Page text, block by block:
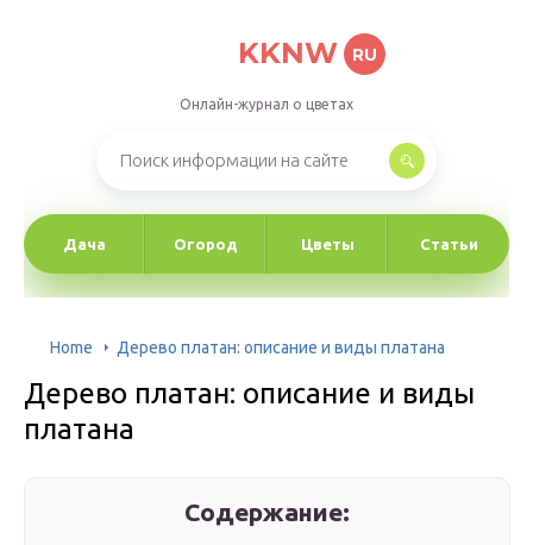
KKNW RU
Онлайн-журнал о цветах
Дача Огород Цветы Статьи
Home Дерево платан: описание и виды платана
Дерево платан: описание и виды
платана
Содержание: